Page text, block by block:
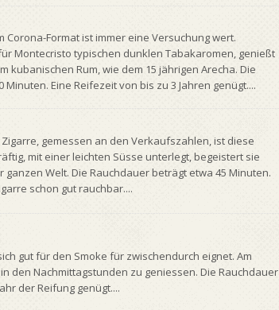
Corona-Format ist immer eine Versuchung wert.
Montecristo typischen dunklen Tabakaromen, genießt
kubanischen Rum, wie dem 15 jährigen Arecha. Die
Eine Reifezeit von bis zu 3 Jahren genügt....
gemessen an den Verkaufszahlen, ist diese
mit einer leichten Süsse unterlegt, begeistert sie
Welt. Die Rauchdauer beträgt etwa 45 Minuten.
schon gut rauchbar....
gut für den Smoke für zwischendurch eignet. Am
den Nachmittagstunden zu geniessen. Die Rauchdauer
der Reifung genügt....